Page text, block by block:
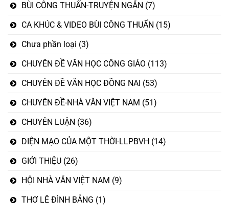
BÙI CÔNG THUẤN-TRUYỆN NGẮN (7)
CA KHÚC & VIDEO BÙI CÔNG THUẤN (15)
Chưa phần loại (3)
CHUYÊN ĐỀ VĂN HỌC CÔNG GIÁO (113)
CHUYÊN ĐỀ VĂN HỌC ĐỒNG NAI (53)
CHUYÊN ĐỀ-NHÀ VĂN VIỆT NAM (51)
CHUYÊN LUẬN (36)
DIỆN MẠO CỦA MỘT THỜI-LLPBVH (14)
GIỚI THIỆU (26)
HỘI NHÀ VĂN VIỆT NAM (9)
THƠ LÊ ĐÌNH BẢNG (1)